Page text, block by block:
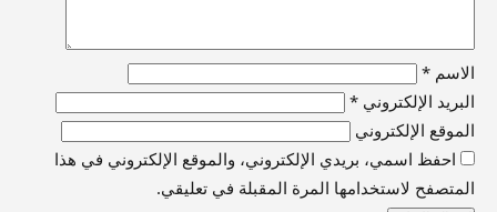
الاسم *
البريد الإلكتروني *
الموقع الإلكتروني
احفظ اسمي، بريدي الإلكتروني، والموقع الإلكتروني في هذا
المتصفح لاستخدامها المرة المقبلة في تعليقي.